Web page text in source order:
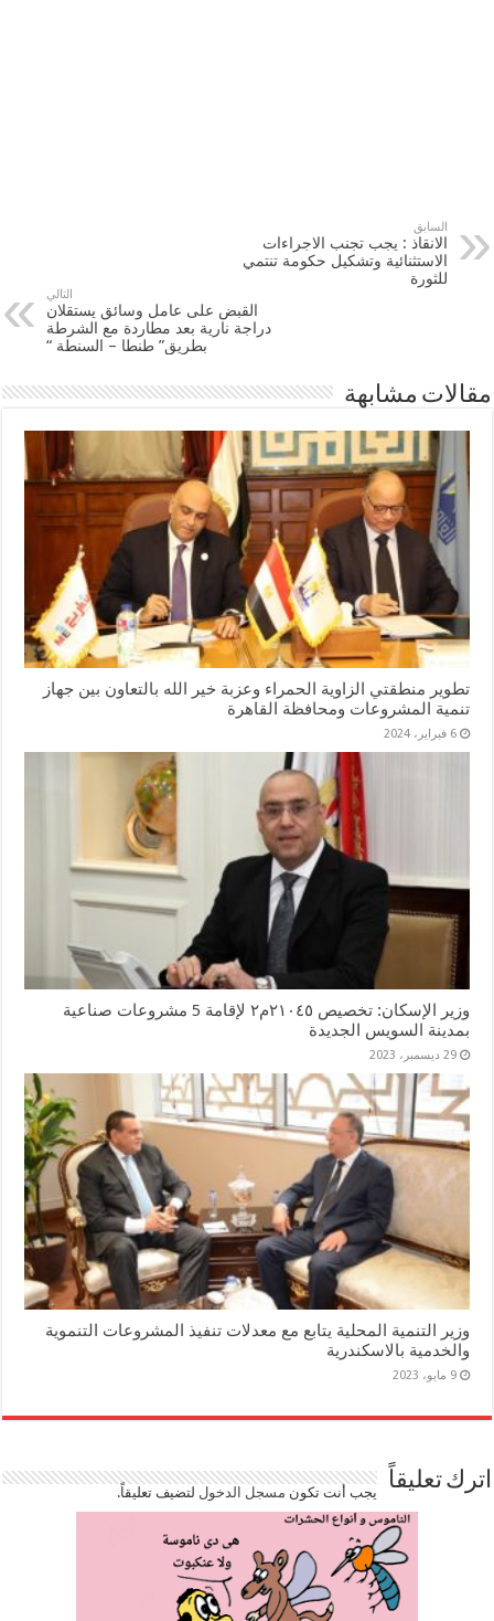
السابق
الانقاذ : يجب تجنب الاجراءات
الاستثنائية وتشكيل حكومة تنتمي
للثورة
التالي
القبض على عامل وسائق يستقلان
دراجة نارية بعد مطاردة مع الشرطة
بطريق” طنطا – السنطة “
مقالات مشابهة
تطوير منطقتي الزاوية الحمراء وعزبة خير الله بالتعاون بين جهاز
تنمية المشروعات ومحافظة القاهرة
6 فبراير، 2024
وزير الإسكان: تخصيص ٢١٠٤٥م٢ لإقامة 5 مشروعات صناعية
بمدينة السويس الجديدة
29 ديسمبر، 2023
وزير التنمية المحلية يتابع مع معدلات تنفيذ المشروعات التنموية
والخدمية بالاسكندرية
9 مايو، 2023
اترك تعليقاً يجب أنت تكون مسجل الدخوللتضيف تعليقاً.